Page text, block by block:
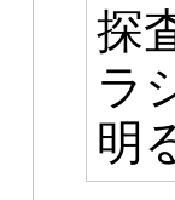
探
ラ
明